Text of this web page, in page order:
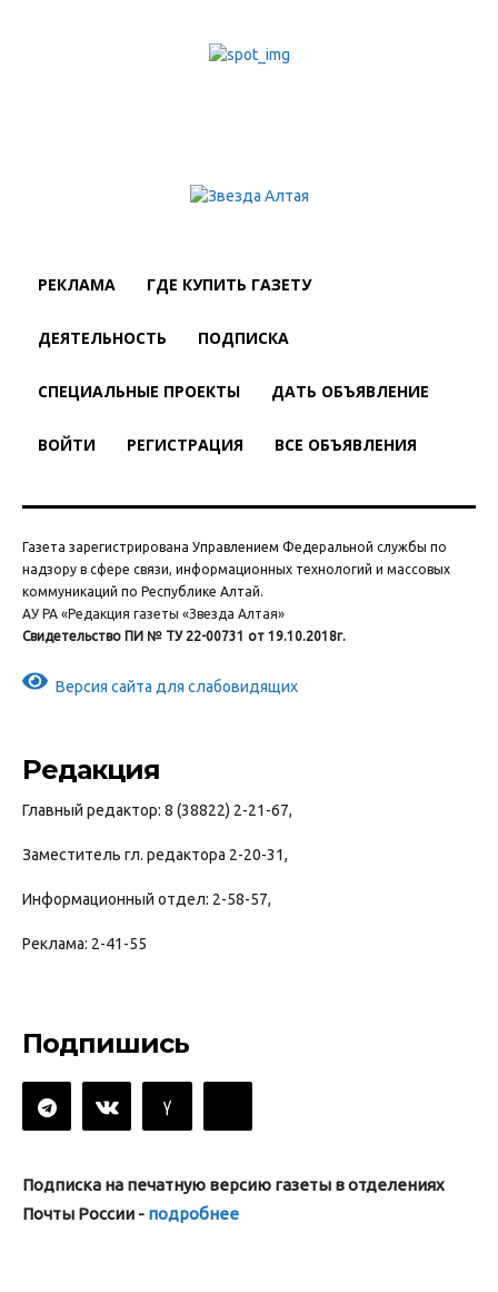
РЕКЛАМА ГДЕ КУПИТЬ ГАЗЕТУ
ДЕЯТЕЛЬНОСТЬ ПОДПИСКА
СПЕЦИАЛЬНЫЕ ПРОЕКТЫ ДАТЬ ОБЪЯВЛЕНИЕ
ВОЙТИ РЕГИСТРАЦИЯ ВСЕ ОБЪЯВЛЕНИЯ
Газета зарегистрирована Управлением Федеральной службы по
надзору в сфере связи, информационных технологий и массовых
коммуникаций по Республике Алтай.
АУ РА «Редакция газеты «Звезда Алтая»
Свидетельство ПИ № ТУ 22-00731 от 19.10.2018г.
Версия сайта для слабовидящих
Редакция
Главный редактор: 8 (38822) 2-21-67,
Заместитель гл. редактора 2-20-31,
Информационный отдел: 2-58-57,
Реклама: 2-41-55
Подпишись
Подписка на печатную версию газеты в отделениях
Почты России - подробнее